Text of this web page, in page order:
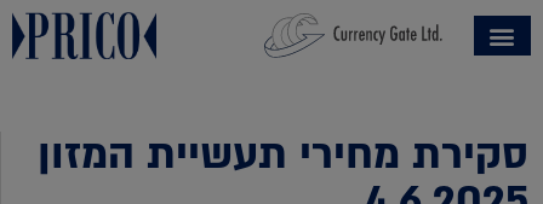
סקירת מחירי תעשיית המזון